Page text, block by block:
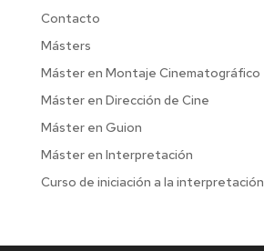
Contacto
Másters
Máster en Montaje Cinematográfico
Máster en Dirección de Cine
Máster en Guion
Máster en Interpretación
Curso de iniciación a la interpretación